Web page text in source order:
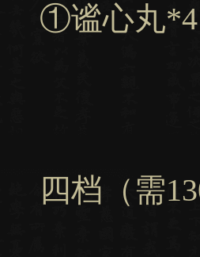
①谧心丸*4
四档（需